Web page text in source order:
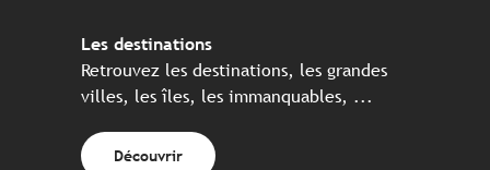
Les destinations
Retrouvez les destinations, les grandes
villes, les îles, les immanquables, ...
Découvrir